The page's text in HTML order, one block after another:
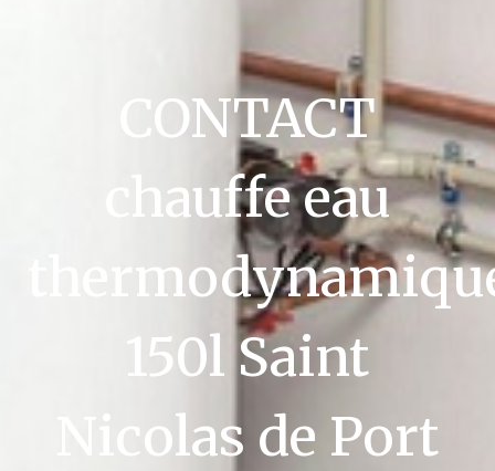
CONTACT
chauffe eau
150l Saint
Nicolas de Port